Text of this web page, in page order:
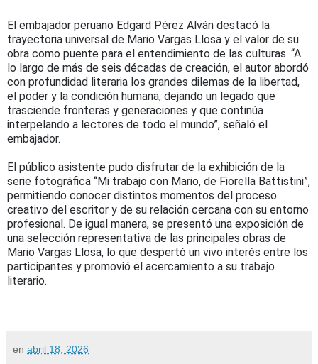
El embajador peruano Edgard Pérez Alván destacó la
trayectoria universal de Mario Vargas Llosa y el valor de su
obra como puente para el entendimiento de las culturas. “A
lo largo de más de seis décadas de creación, el autor abordó
con profundidad literaria los grandes dilemas de la libertad,
el poder y la condición humana, dejando un legado que
trasciende fronteras y generaciones y que continúa
interpelando a lectores de todo el mundo”, señaló el
embajador.
El público asistente pudo disfrutar de la exhibición de la
serie fotográfica “Mi trabajo con Mario, de Fiorella Battistini”,
permitiendo conocer distintos momentos del proceso
creativo del escritor y de su relación cercana con su entorno
profesional. De igual manera, se presentó una exposición de
una selección representativa de las principales obras de
Mario Vargas Llosa, lo que despertó un vivo interés entre los
participantes y promovió el acercamiento a su trabajo
literario.
en abril 18, 2026